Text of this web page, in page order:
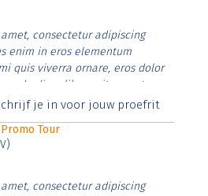
consectetur adipiscing
enim in eros elementum
quis viverra ornare, eros dolor
diam libero vitae erat.
justo cursus id rutrum lorem
je in voor jouw proefrit
Tour
consectetur adipiscing